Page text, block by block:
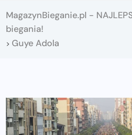
MagazynBieganie.pl -
biegania!
> Guye Adola